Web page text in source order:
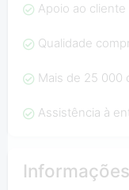
Apoio ao
Qualidade
Mais de 25 000
Assistência à